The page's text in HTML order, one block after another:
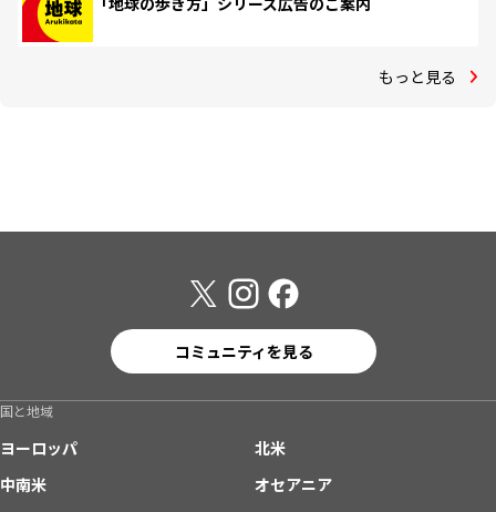
もっと見る
コミュニティを見る
国と地域
ヨーロッパ
北米
中南米
オセアニア